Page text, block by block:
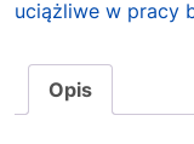
uciążliwe w pracy
Opis